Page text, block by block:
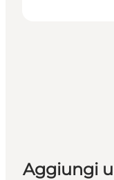
Aggiungi